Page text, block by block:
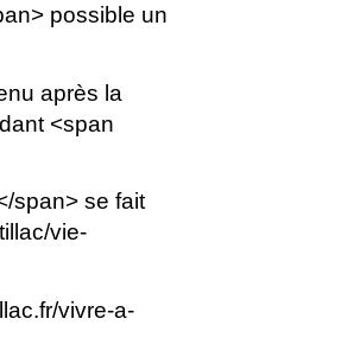
possible un
après la
<span
span> se fait
vie-
vivre-a-